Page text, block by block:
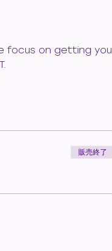
focus on getting you
販売終了